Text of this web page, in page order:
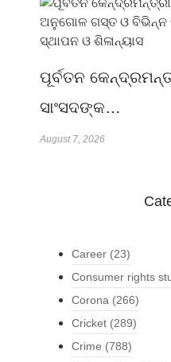
ପୂର୍ବତନ
ସାଂସଦଙ୍କ…
August 7, 2026
Career (23)
Consumer rights
Corona (266)
Cricket (289)
Crime (788)